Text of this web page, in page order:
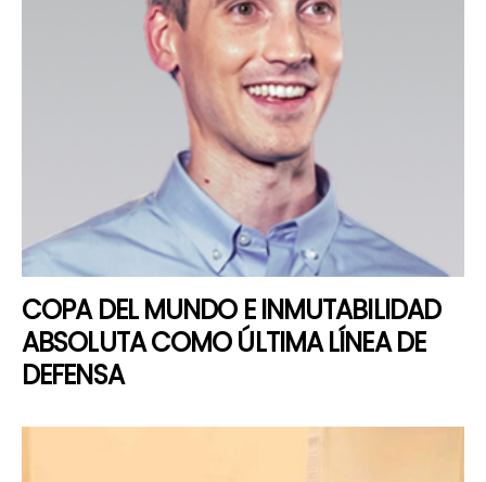
COPA DEL MUNDO E INMUTABILIDAD
ABSOLUTA COMO ÚLTIMA LÍNEA DE
DEFENSA